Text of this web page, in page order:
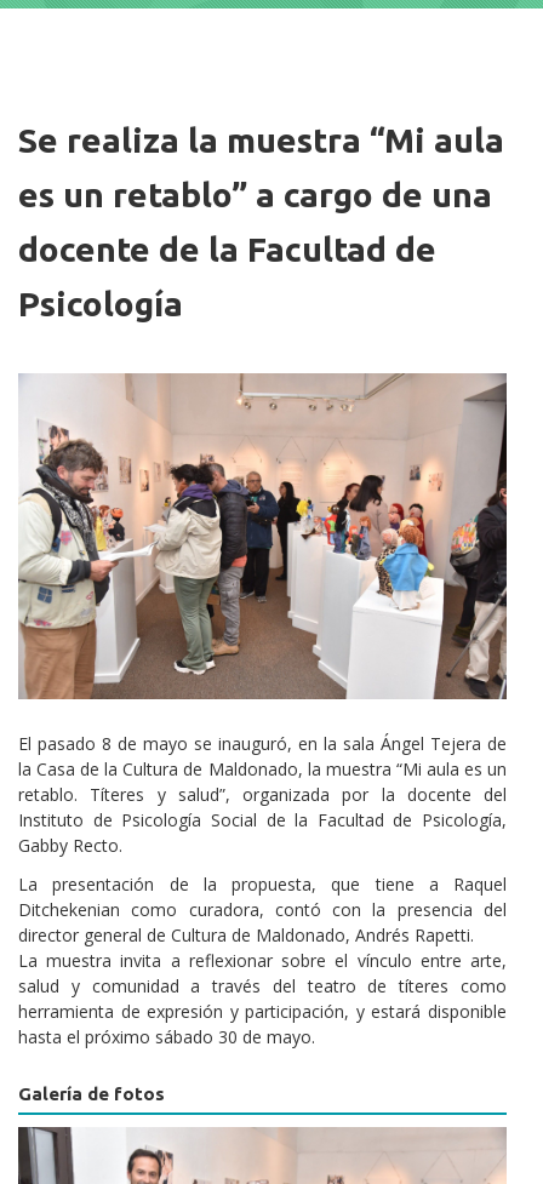
Se realiza la muestra “Mi aula
es un retablo” a cargo de una
docente de la Facultad de
Psicología
Cuerpo
El pasado 8 de mayo se inauguró, en la sala Ángel Tejera de
la Casa de la Cultura de Maldonado, la muestra “Mi aula es un
retablo. Títeres y salud”, organizada por la docente del
Instituto de Psicología Social de la Facultad de Psicología,
Gabby Recto.
La presentación de la propuesta, que tiene a Raquel
Ditchekenian como curadora, contó con la presencia del
director general de Cultura de Maldonado, Andrés Rapetti.
La muestra invita a reflexionar sobre el vínculo entre arte,
salud y comunidad a través del teatro de títeres como
herramienta de expresión y participación, y estará disponible
hasta el próximo sábado 30 de mayo.
Galería de fotos